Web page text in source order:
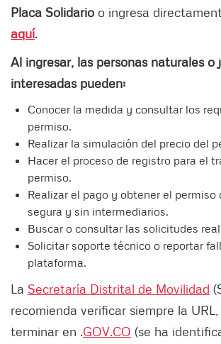
Placa Solidario o ingresa
aquí.
Al ingresar, las personas naturales o
interesadas pueden:
Conocer la medida y consultar los
permiso.
Realizar la simulación del precio del
Hacer el proceso de registro para el
permiso.
Realizar el pago y obtener el permiso
segura y sin intermediarios.
Buscar o consultar las solicitudes
Solicitar soporte técnico o reportar
plataforma.
La Secretaría Distrital de Movilidad
recomienda verificar siempre la
terminar en .GOV.CO (se ha